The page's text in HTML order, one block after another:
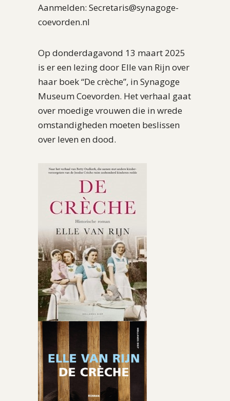
Aanmelden: Secretaris@synagoge-
coevorden.nl
Op donderdagavond 13 maart 2025
is er een lezing door Elle van Rijn over
haar boek “De crèche”, in Synagoge
Museum Coevorden. Het verhaal gaat
over moedige vrouwen die in wrede
omstandigheden moeten beslissen
over leven en dood.